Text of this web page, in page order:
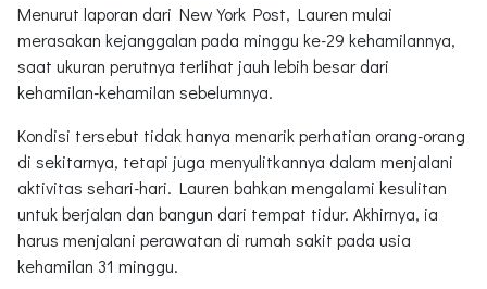
Menurut laporan dari New York Post, Lauren mulai
merasakan kejanggalan pada minggu ke-29 kehamilannya,
saat ukuran perutnya terlihat jauh lebih besar dari
kehamilan-kehamilan sebelumnya.
Kondisi tersebut tidak hanya menarik perhatian orang-orang
di sekitarnya, tetapi juga menyulitkannya dalam menjalani
aktivitas sehari-hari. Lauren bahkan mengalami kesulitan
untuk berjalan dan bangun dari tempat tidur. Akhirnya, ia
harus menjalani perawatan di rumah sakit pada usia
kehamilan 31 minggu.